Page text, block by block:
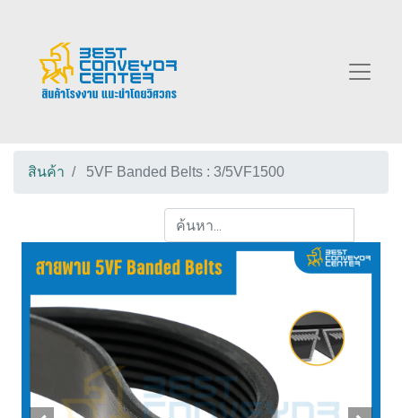
สินค้า 5VF Banded Belts : 3/5VF1500